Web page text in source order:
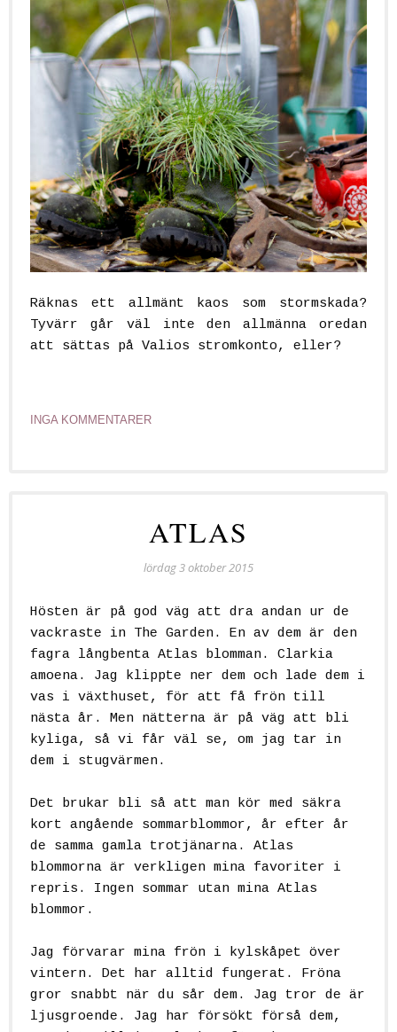
Räknas ett allmänt kaos som stormskada?
Tyvärr går väl inte den allmänna oredan
att sättas på Valios stromkonto, eller?
INGA KOMMENTARER
ATLAS
lördag 3 oktober 2015
Hösten är på god väg att dra andan ur de
vackraste in The Garden. En av dem är den
fagra långbenta Atlas blomman. Clarkia
amoena. Jag klippte ner dem och lade dem i
vas i växthuset, för att få frön till
nästa år. Men nätterna är på väg att bli
kyliga, så vi får väl se, om jag tar in
dem i stugvärmen.
Det brukar bli så att man kör med säkra
kort angående sommarblommor, år efter år
de samma gamla trotjänarna. Atlas
blommorna är verkligen mina favoriter i
repris. Ingen sommar utan mina Atlas
blommor.
Jag förvarar mina frön i kylskåpet över
vintern. Det har alltid fungerat. Fröna
gror snabbt när du sår dem. Jag tror de är
ljusgroende. Jag har försökt förså dem,